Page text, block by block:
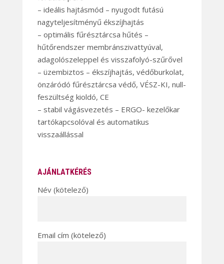
– ideális hajtásmód – nyugodt futású
nagyteljesítményű ékszíjhajtás
– optimális fűrésztárcsa hűtés –
hűtőrendszer membránszivattyúval,
adagolószeleppel és visszafolyó-szűrővel
– üzembiztos – ékszíjhajtás, védőburkolat,
önzáródó fűrésztárcsa védő, VÉSZ-KI, null-
feszültség kioldó, CE
– stabil vágásvezetés – ERGO- kezelőkar
tartókapcsolóval és automatikus
visszaállással
AJÁNLATKÉRÉS
Név (kötelező)
Email cím (kötelező)